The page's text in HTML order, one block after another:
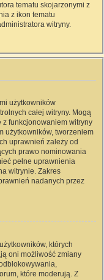
tematu skojarzonymi z
z ikon tematu
witryny.
użytkowników
całej witryny. Mogą
funkcjonowaniem witryny
użytkowników, tworzeniem
uprawnień zależy od
prawo nominowania
pełne uprawnienia
witrynie. Zakres
nadanych przez
których
oni możliwość zmiany
które moderują. Z